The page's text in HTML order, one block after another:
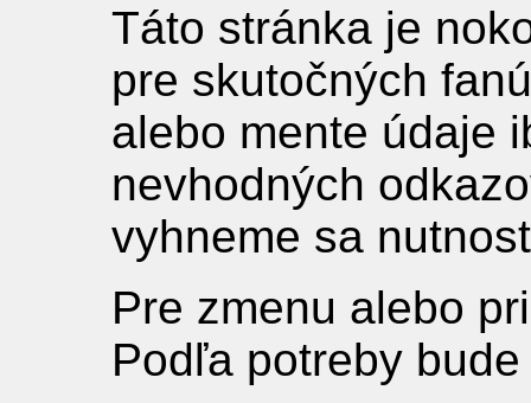
Táto stránka je
pre skutočných
alebo mente údaje
nevhodných
vyhneme sa
Pre zmenu alebo
Podľa potreby